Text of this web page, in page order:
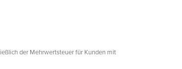
der Mehrwertsteuer für Kunden mit